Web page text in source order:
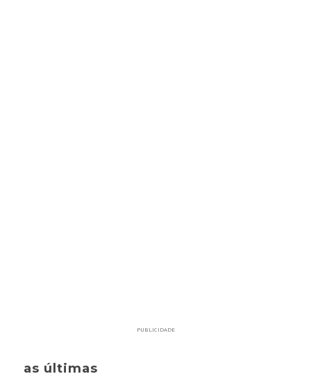
PUBLICIDADE
as últimas